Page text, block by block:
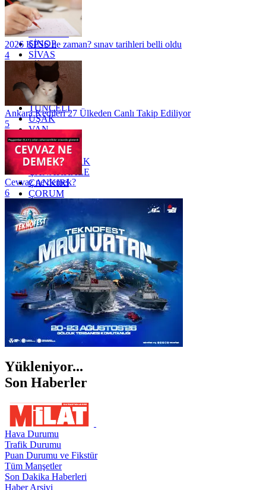
RİZE
SAKARYA
SAMSUN
SİNOP
SİVAS
SİİRT
TEKİRDAĞ
TOKAT
TRABZON
TUNCELİ
UŞAK
VAN
YALOVA
YOZGAT
ZONGULDAK
ÇANAKKALE
ÇANKIRI
ÇORUM
İSTANBUL
İZMİR
ŞANLIURFA
ŞIRNAK
2026 KPSS ne zaman? sınav tarihleri belli oldu
4
Ankara Kedileri 27 Ülkeden Canlı Takip Ediliyor
5
Cevvaz ne demek?
6
Yükleniyor...
Son Haberler
Hava Durumu
Trafik Durumu
Puan Durumu ve Fikstür
Tüm Manşetler
Son Dakika Haberleri
Haber Arşivi